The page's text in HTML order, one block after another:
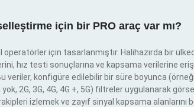
için bir PRO araç var mı?
için tasarlanmıştır. Halihazırda bir
hız testi sonuçlarına ve kapsama verilerine
veriler, konfigüre edilebilir bir süre boyunca
2G, 3G, 4G, 4G +, 5G) filtreler uygulanarak
izlemek ve zayıf sinyal kapsama alanlarını